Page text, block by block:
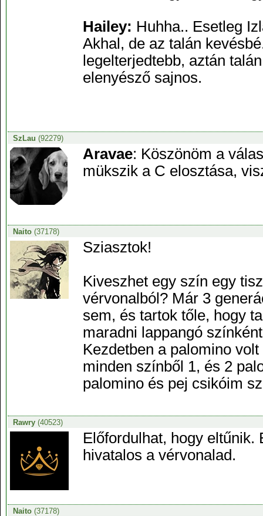
Hailey: Huhha.. Esetleg
Akhal, de az talán
legelterjedtebb, aztán
elenyésző sajnos.
SzLau (92279)
Aravae: Köszönöm a
mükszik a C elosztása,
Naito(37178)
Sziasztok!
Kiveszhet egy szín egy
vérvonalból? Már 3
sem, és tartok tőle, hogy
maradni lappangó
Kezdetben a palomino
minden színből 1, és 2
palomino és pej csikóim
Rawry(40523)
Előfordulhat, hogy eltűnik.
hivatalos a vérvonalad.
Naito(37178)